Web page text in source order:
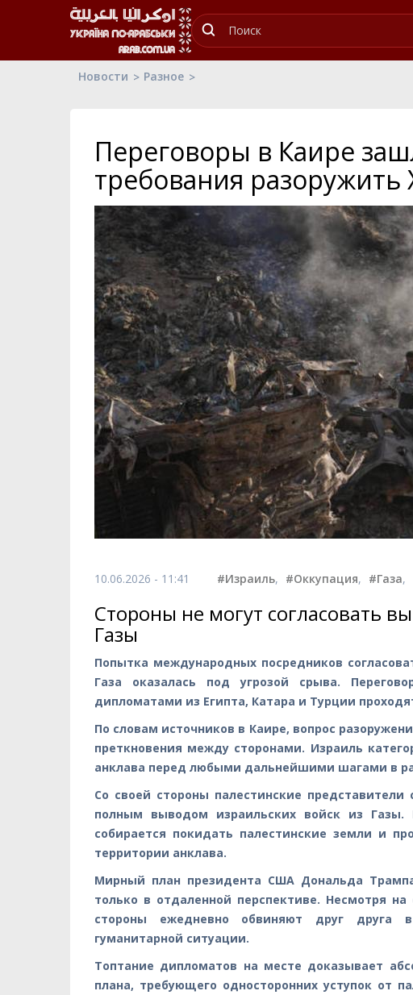
Новости Разное
Переговоры в Каире
требования
10.06.2026 - 11:41 #Израиль, #Оккупация, #Газа,
Стороны не могут согласовать
Газы
Попытка международных посредников
Газа оказалась под угрозой срыва.
дипломатами из Египта, Катара и Турции
По словам источников в Каире, вопрос
преткновения между сторонами. Израиль
анклава перед любыми дальнейшими шагами в
Со своей стороны палестинские
полным выводом израильских войск из
собирается покидать палестинские земли и
территории анклава.
Мирный план президента США Дональда
только в отдаленной перспективе. Несмотря
стороны ежедневно обвиняют друг друга
гуманитарной ситуации.
Топтание дипломатов на месте доказывает
плана, требующего односторонних уступок от